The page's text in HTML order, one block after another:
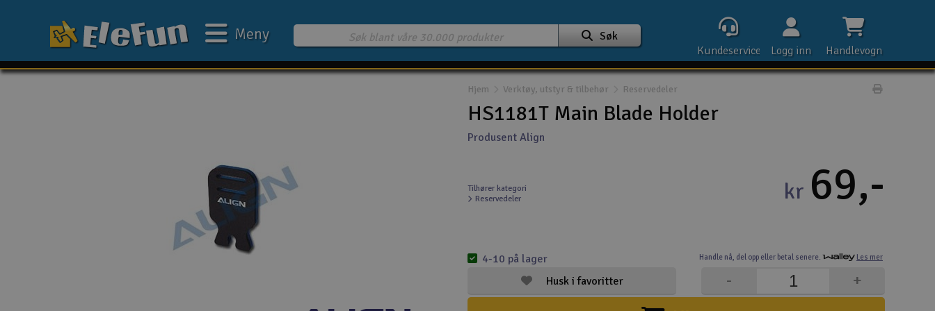
Søk
Meny
Handlevogn
Logg inn
Kundeservice
Hjem Verktøy, utstyr & tilbehør Reservedeler
HS1181T Main Blade Holder
Produsent Align
Tilhører kategori
Reservedeler
Handle nå, del opp eller betal senere. Les mer
kr 69,-
+
-
Husk i favoritter
4-10 på lager